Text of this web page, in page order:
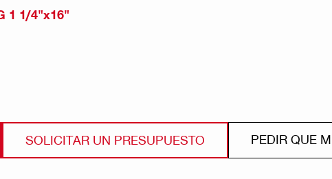
1 1/4"x16"
SOLICITAR UN PRESUPUESTO PEDIR QUE